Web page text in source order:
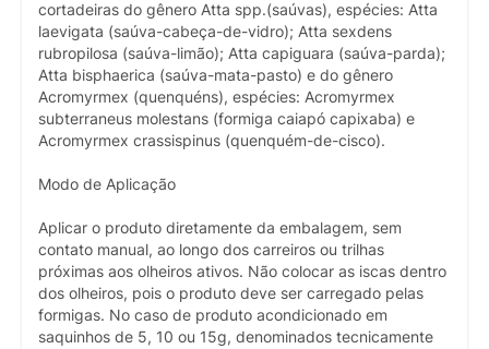
cortadeiras do gênero Atta spp.(saúvas), espécies: Atta
laevigata (saúva-cabeça-de-vidro); Atta sexdens
rubropilosa (saúva-limão); Atta capiguara (saúva-parda);
Atta bisphaerica (saúva-mata-pasto) e do gênero
Acromyrmex (quenquéns), espécies: Acromyrmex
subterraneus molestans (formiga caiapó capixaba) e
Acromyrmex crassispinus (quenquém-de-cisco).
Modo de Aplicação
Aplicar o produto diretamente da embalagem, sem
contato manual, ao longo dos carreiros ou trilhas
próximas aos olheiros ativos. Não colocar as iscas dentro
dos olheiros, pois o produto deve ser carregado pelas
formigas. No caso de produto acondicionado em
saquinhos de 5, 10 ou 15g, denominados tecnicamente